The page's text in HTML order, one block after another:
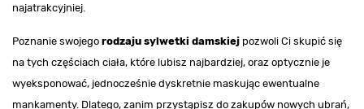
najatrakcyjniej.
Poznanie swojego rodzaju sylwetki damskiej pozwoli Ci skupić się
na tych częściach ciała, które lubisz najbardziej, oraz optycznie je
wyeksponować, jednocześnie dyskretnie maskując ewentualne
mankamenty. Dlatego, zanim przystąpisz do zakupów nowych ubrań,